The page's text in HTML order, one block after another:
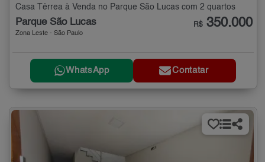
Casa Térrea à Venda no Parque São Lucas com 2 quartos
Parque São Lucas
Zona Leste - São Paulo
R$ 350.000
WhatsApp Contatar